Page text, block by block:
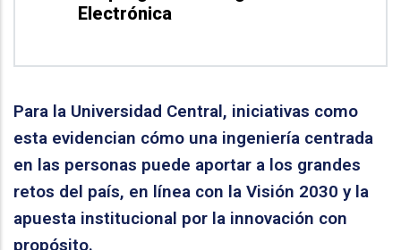
Electrónica
Para la Universidad Central, iniciativas como
esta evidencian cómo una ingeniería centrada
en las personas puede aportar a los grandes
retos del país, en línea con la Visión 2030 y la
apuesta institucional por la innovación con
propósito.